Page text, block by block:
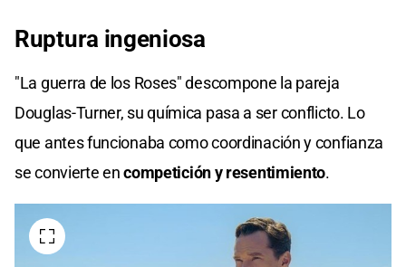
Ruptura ingeniosa
"La guerra de los Roses" descompone la pareja
Douglas-Turner, su química pasa a ser conflicto. Lo
que antes funcionaba como coordinación y confianza
se convierte encompetición y resentimiento.